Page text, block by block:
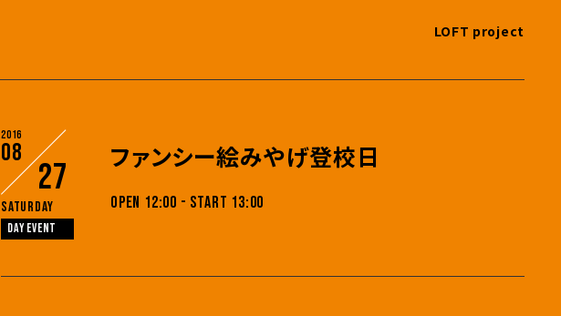
LOFT project
2016
08
27
Saturday
DAY EVENT
ファンシー絵みやげ登校日
OPEN 12:00 - START 13:00